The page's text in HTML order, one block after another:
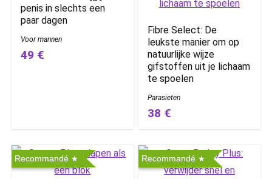
penis in slechts een
paar dagen
Voor mannen
49 €
Fibre Select: De
leukste manier om op
natuurlijke wijze
gifstoffen uit je lichaam
te spoelen
Parasieten
38 €
Recommandé Recommandé